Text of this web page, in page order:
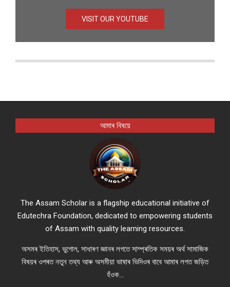
VISIT OUR YOUTUBE
আমাৰ বিষয়ে
The Assam Scholar is a flagship educational initiative of
Edutechra Foundation, dedicated to empowering students
of Assam with quality learning resources.
অসমৰ ইতিহাস, ভুগোল, সাধাৰণ জ্ঞানৰ লগতে সাম্প্ৰতিক সময়ৰ অৰ্থ সামাজিক
বিষয়ৰ ওপৰত নতুন তথ্য আৰু অসমীয়া ভাষাৰ ভিদিওৰ বাবে আমাৰ লগত জড়িত
হঁওক...